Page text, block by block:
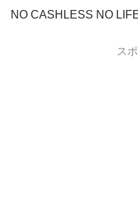
東急カー
NO CASHLESS NO
ス